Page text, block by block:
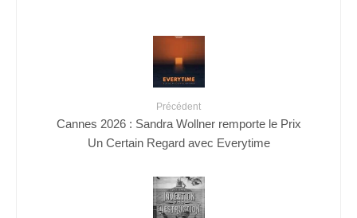
Précédent
Cannes 2026 : Sandra Wollner remporte le Prix
Un Certain Regard avec Everytime